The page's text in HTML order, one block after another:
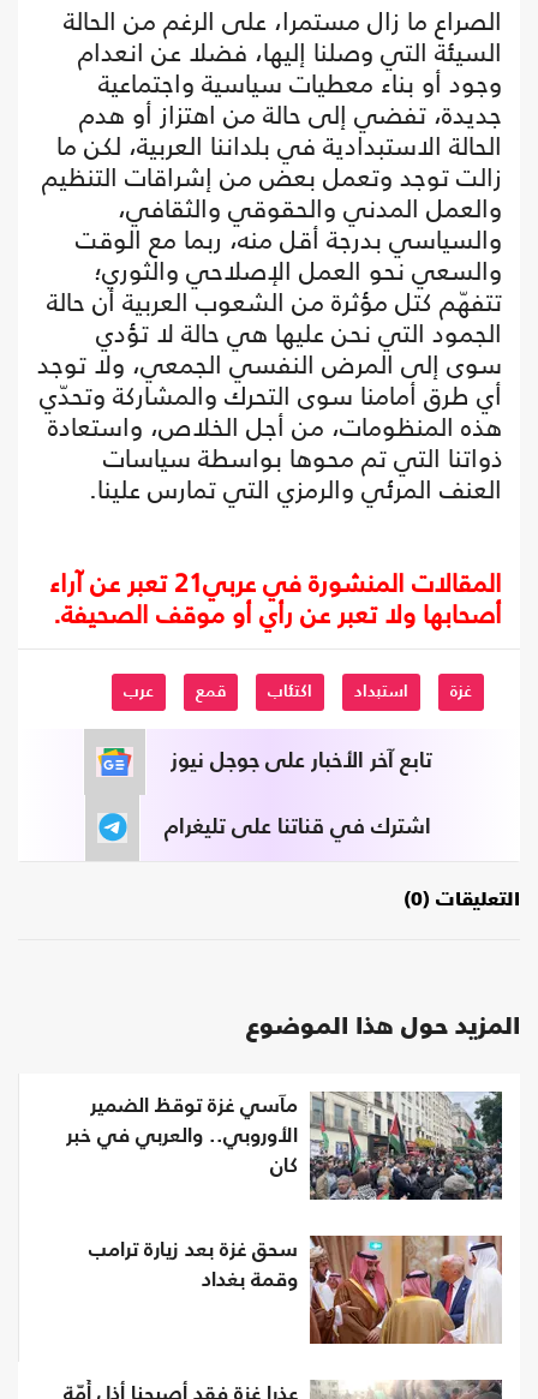
الصراع ما زال مستمرا، على الرغم من الحالة
السيئة التي وصلنا إليها، فضلا عن انعدام
وجود أو بناء معطيات سياسية واجتماعية
جديدة، تفضي إلى حالة من اهتزاز أو هدم
الحالة الاستبدادية في بلداننا العربية، لكن ما
زالت توجد وتعمل بعض من إشراقات التنظيم
والعمل المدني والحقوقي والثقافي،
والسياسي بدرجة أقل منه، ربما مع الوقت
والسعي نحو العمل الإصلاحي والثوري؛
تتفهّم كتل مؤثرة من الشعوب العربية أن حالة
الجمود التي نحن عليها هي حالة لا تؤدي
سوى إلى المرض النفسي الجمعي، ولا توجد
أي طرق أمامنا سوى التحرك والمشاركة وتحدّي
هذه المنظومات، من أجل الخلاص، واستعادة
ذواتنا التي تم محوها بواسطة سياسات
العنف المرئي والرمزي التي تمارس علينا.
المقالات المنشورة في عربي21 تعبر عن آراء
أصحابها ولا تعبر عن رأي أو موقف الصحيفة.
غزة استبداد اكتئاب قمع عرب
تابع آخر الأخبار على جوجل نيوز
اشترك في قناتنا على تليغرام
التعليقات (0)
المزيد حول هذا الموضوع
مآسي غزة توقظ الضمير
الأوروبي.. والعربي في خبر
كان
سحق غزة بعد زيارة ترامب
وقمة بغداد
عذرا غزة فقد أصبحنا أذل أُمّةٍ